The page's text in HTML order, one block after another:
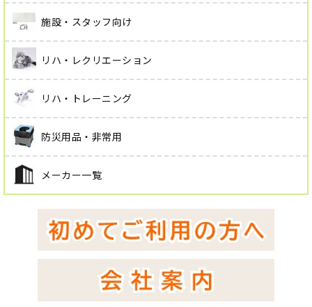
施設・スタッフ向け
リハ・レクリエーション
リハ・トレーニング
防災用品・非常用
メーカー一覧